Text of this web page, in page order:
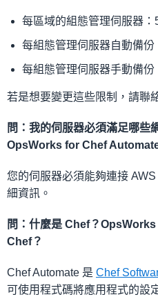
每區域的組態管理伺服器：
每組態管理伺服器自動備份
每組態管理伺服器手動備份
若是想要變更這些限制，請聯
問：我的伺服器必須滿足哪些
OpsWorks for Chef
您的伺服器必須能夠連接
細資訊。
問：什麼是 Chef？
Chef？
Chef Automate 是 Chef
可使用程式碼將應用程式的設